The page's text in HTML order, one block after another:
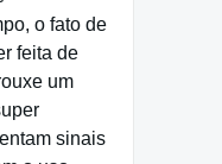
o fato de
feita de
um
sinais